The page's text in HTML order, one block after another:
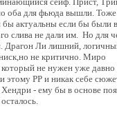
оба для фьюда вышли. Тоже
актуальны если бы были
слива не дали им. Но для
Драгон Ли лишний,
не критично. Миро
не нужен уже давно
этому РР и никак себе
- ему бы в основе